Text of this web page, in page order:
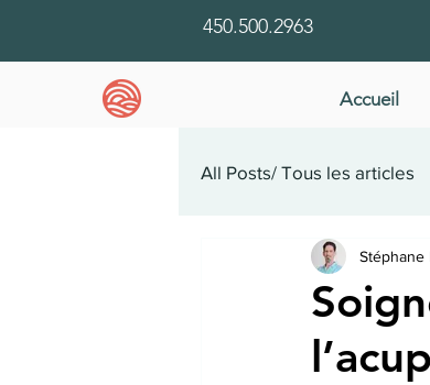
450.500.2963
Accueil
All Posts/ Tous les articles
santé mentaleStéphane